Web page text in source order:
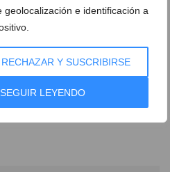
e identificación a
RECHAZAR Y SUSCRIBIRSE
LEYENDO
de Dénia y Cruz Roja
de improvisación